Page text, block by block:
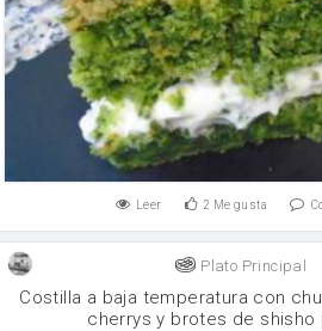
Leer 2 Me gusta
Plato Principal
Costilla a baja temperatura con
cherrys y brotes de shisho